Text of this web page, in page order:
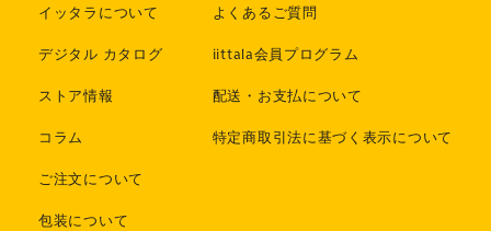
イッタラについて
デジタル カタログ
ストア情報
コラム
ご注文について
包装について
よくあるご質問
iittala会員プログラム
配送・お支払について
特定商取引法に基づく表示について